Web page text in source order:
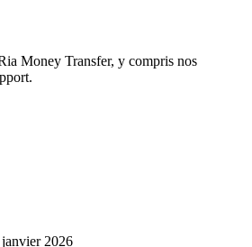
Money Transfer, y compris nos
2026